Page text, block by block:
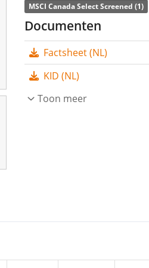
tobacco, thermal coal, oil
Compact.
The ETF'sTER(total
MSCI Canada Screened
underlying index by
MSCI Canada Select Screened (1)
Documenten
Factsheet (NL)
KID (NL)
Toon meer